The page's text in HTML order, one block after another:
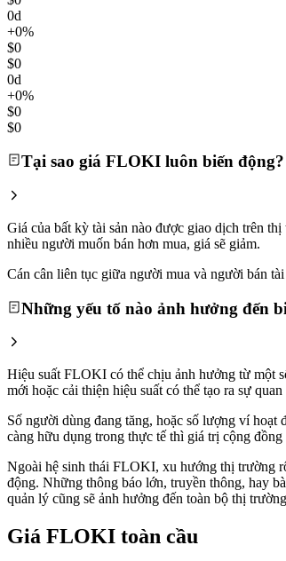
0d
+0%
$0
$0
0d
+0%
$0
$0
Tại sao giá FLOKI luôn biến động?
Giá của bất kỳ tài sản nào được giao dịch trên
nhiều người muốn bán hơn mua, giá sẽ giảm.
Cán cân liên tục giữa người mua và người bán
Những yếu tố nào ảnh hưởng đến
Hiệu suất FLOKI có thể chịu ảnh hưởng từ một
mới hoặc cải thiện hiệu suất có thể tạo ra sự
Số người dùng đang tăng, hoặc số lượng ví
càng hữu dụng trong thực tế thì giá trị cộng
Ngoài hệ sinh thái FLOKI, xu hướng thị trường
động. Những thông báo lớn, truyền thông, hay
quản lý cũng sẽ ảnh hưởng đến toàn bộ thị
Giá FLOKI toàn cầu